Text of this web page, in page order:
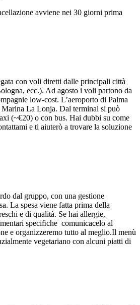
avviene nei 30 giorni prima
con voli diretti dalle principali città
ecc.). Ad agosto i voli partono da
low-cost. L’aeroporto di Palma
La Lonja. Dal terminal si può
(~€20) o con bus. Hai dubbi su come
e ti aiuterò a trovare la soluzione
dal gruppo, con una gestione
La spesa viene fatta prima della
e di qualità. Se hai allergie,
speciﬁche comunicacelo al
e organizzeremo tutto al meglio.Il menù
vegetariano con alcuni piatti di